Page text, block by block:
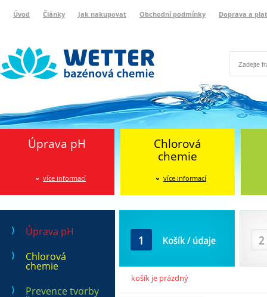
Úvod Články Jak nakupovat Obchodní podmínky Doprava a
Úprava pH
více informací
Chlorová
chemie
více informací
Úprava pH
Chlorová
chemie
Prevence tvorby
košík je prázdný